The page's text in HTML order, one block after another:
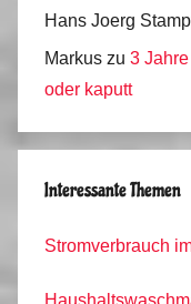
Hans Joerg
Markus zu 3
oder kaputt
Interessante Themen
Stromverbrauch